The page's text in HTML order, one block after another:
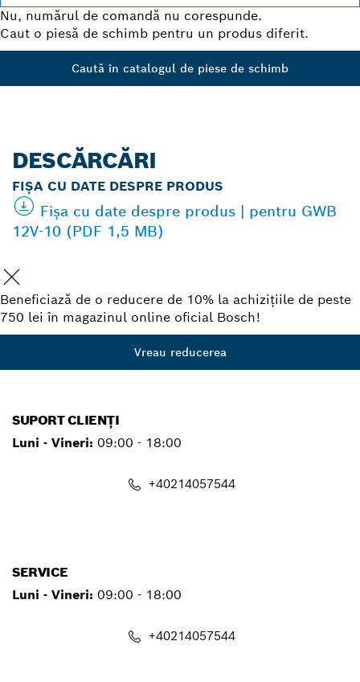
Nu, numărul de comandă nu corespunde.
Caut o piesă de schimb pentru un produs diferit.
Caută în catalogul de piese de schimb
DESCĂRCĂRI
FIŞA CU DATE DESPRE PRODUS
Fişa cu date despre produs | pentru GWB
12V-10 (PDF 1,5 MB)
Beneficiază de o reducere de 10% la achizițiile de peste
750 lei în magazinul online oficial Bosch!
Vreau reducerea
SUPORT CLIENȚI
Luni - Vineri: 09:00 - 18:00
+40214057544
SERVICE
Luni - Vineri: 09:00 - 18:00
+40214057544